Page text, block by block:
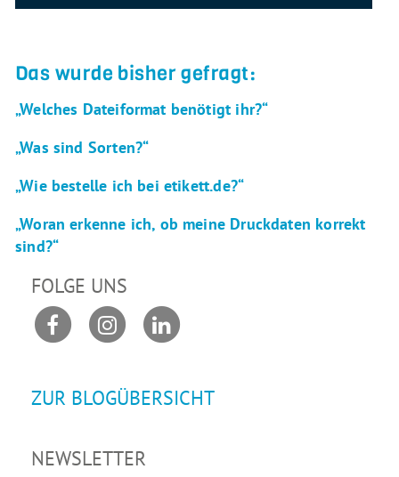
Das wurde bisher gefragt:
„Welches Dateiformat benötigt ihr?“
„Was sind Sorten?“
„Wie bestelle ich bei etikett.de?“
„Woran erkenne ich, ob meine Druckdaten korrekt
sind?“
FOLGE UNS
ZUR BLOGÜBERSICHT
NEWSLETTER